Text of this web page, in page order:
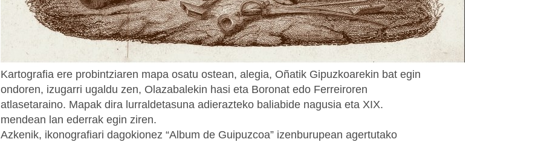
Kartografia ere probintziaren mapa osatu ostean, alegia, Oñatik Gipuzkoarekin bat egin
ondoren, izugarri ugaldu zen, Olazabalekin hasi eta Boronat edo Ferreiroren
atlasetaraino. Mapak dira lurraldetasuna adierazteko baliabide nagusia eta XIX.
mendean lan ederrak egin ziren.
Azkenik, ikonografiari dagokionez “Album de Guipuzcoa” izenburupean agertutako